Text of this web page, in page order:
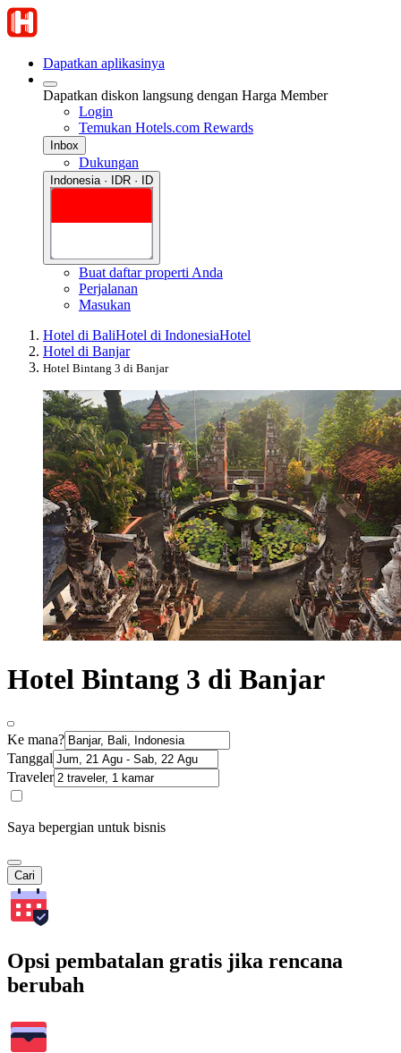
Dapatkan aplikasinya
Dapatkan diskon langsung dengan Harga Member
Login
Temukan Hotels.com Rewards
Inbox
Dukungan
Indonesia · IDR · ID
Buat daftar properti Anda
Perjalanan
Masukan
Hotel di BaliHotel di IndonesiaHotel
Hotel di Banjar
Hotel Bintang 3 di Banjar
Hotel Bintang 3 di Banjar
Ke mana?
Tanggal
Traveler
Saya bepergian untuk bisnis
Cari
Opsi pembatalan gratis jika rencana
berubah